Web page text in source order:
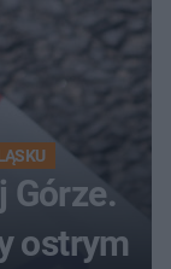
Górze.
ostrym